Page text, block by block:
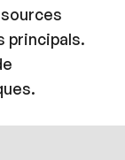
principals.